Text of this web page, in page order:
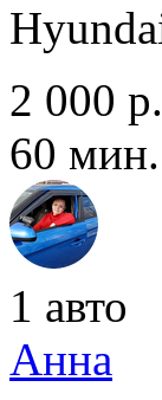
2 000 р.
60 мин.
1 авто
Анна